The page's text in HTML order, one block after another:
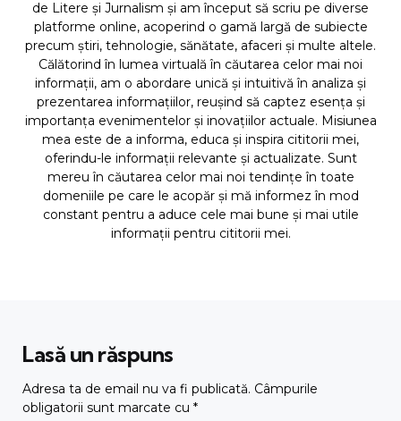
de Litere și Jurnalism și am început să scriu pe diverse
platforme online, acoperind o gamă largă de subiecte
precum știri, tehnologie, sănătate, afaceri și multe altele.
Călătorind în lumea virtuală în căutarea celor mai noi
informații, am o abordare unică și intuitivă în analiza și
prezentarea informațiilor, reușind să captez esența și
importanța evenimentelor și inovațiilor actuale. Misiunea
mea este de a informa, educa și inspira cititorii mei,
oferindu-le informații relevante și actualizate. Sunt
mereu în căutarea celor mai noi tendințe în toate
domeniile pe care le acopăr și mă informez în mod
constant pentru a aduce cele mai bune și mai utile
informații pentru cititorii mei.
Lasă un răspuns
Adresa ta de email nu va fi publicată. Câmpurile
obligatorii sunt marcate cu *